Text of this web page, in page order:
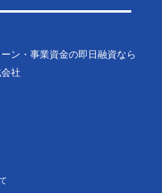
ン・事業資金の即日融資なら
社